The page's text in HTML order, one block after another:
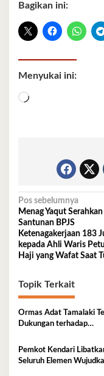
Bagikan ini:
Menyukai ini:
Memuat...
Navigasi
pos
Pos sebelumnya
Menag Yaqut Serahkan
Santunan BPJS
Ketenagakerjaan 183
kepada Ahli Waris
Haji yang Wafat Saat
Topik Terkait
Ormas Adat Tamalaki
Dukungan terhadap
Pemkot Kendari
Seluruh Elemen